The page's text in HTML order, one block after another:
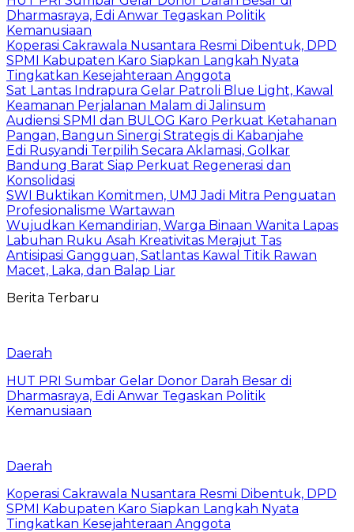
Dharmasraya, Edi Anwar Tegaskan Politik
Kemanusiaan
Koperasi Cakrawala Nusantara Resmi Dibentuk, DPD
SPMI Kabupaten Karo Siapkan Langkah Nyata
Tingkatkan Kesejahteraan Anggota
Sat Lantas Indrapura Gelar Patroli Blue Light, Kawal
Keamanan Perjalanan Malam di Jalinsum
Audiensi SPMI dan BULOG Karo Perkuat Ketahanan
Pangan, Bangun Sinergi Strategis di Kabanjahe
Edi Rusyandi Terpilih Secara Aklamasi, Golkar
Bandung Barat Siap Perkuat Regenerasi dan
Konsolidasi
SWI Buktikan Komitmen, UMJ Jadi Mitra Penguatan
Profesionalisme Wartawan
Wujudkan Kemandirian, Warga Binaan Wanita Lapas
Labuhan Ruku Asah Kreativitas Merajut Tas
Antisipasi Gangguan, Satlantas Kawal Titik Rawan
Macet, Laka, dan Balap Liar
Berita Terbaru
Daerah
HUT PRI Sumbar Gelar Donor Darah Besar di
Dharmasraya, Edi Anwar Tegaskan Politik
Kemanusiaan
Daerah
Koperasi Cakrawala Nusantara Resmi Dibentuk, DPD
SPMI Kabupaten Karo Siapkan Langkah Nyata
Tingkatkan Kesejahteraan Anggota